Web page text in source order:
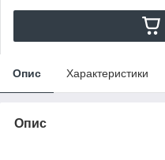
Опис Характеристики
Опис